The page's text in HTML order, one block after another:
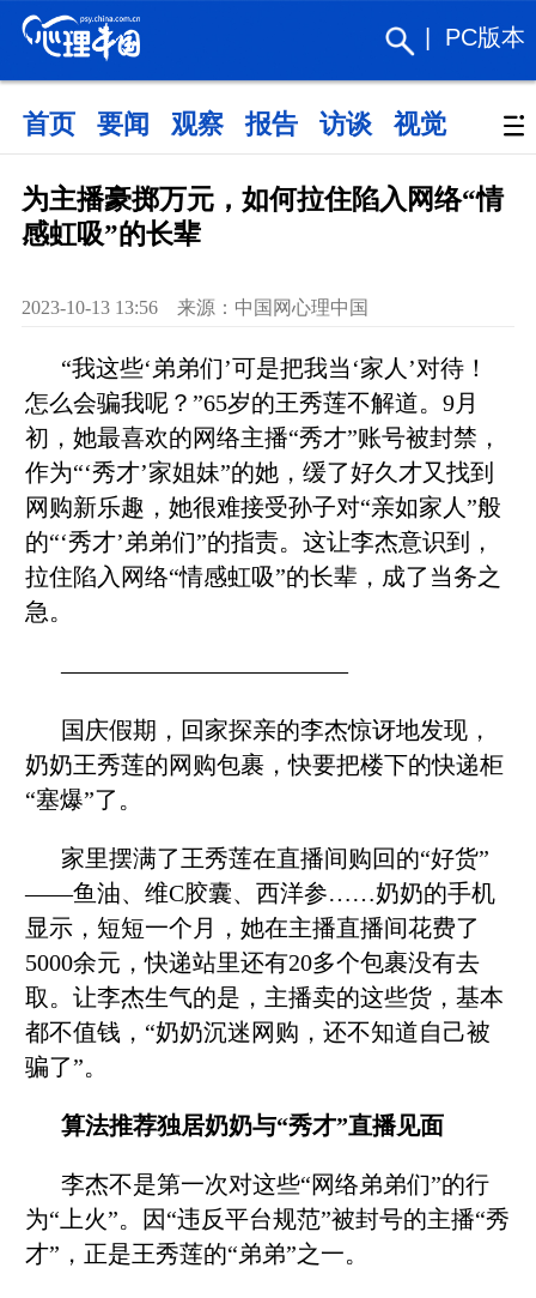
PC版本
首页 要闻 观察 报告 访谈 视觉 政策
为主播豪掷万元，如何拉住陷入网络“情
感虹吸”的长辈
2023-10-13 13:56 来源：中国网心理中国
“我这些‘弟弟们’可是把我当‘家人’对待！
怎么会骗我呢？”65岁的王秀莲不解道。9月
初，她最喜欢的网络主播“秀才”账号被封禁，
作为“‘秀才’家姐妹”的她，缓了好久才又找到
网购新乐趣，她很难接受孙子对“亲如家人”般
的“‘秀才’弟弟们”的指责。这让李杰意识到，
拉住陷入网络“情感虹吸”的长辈，成了当务之
急。
————————————
国庆假期，回家探亲的李杰惊讶地发现，
奶奶王秀莲的网购包裹，快要把楼下的快递柜
“塞爆”了。
家里摆满了王秀莲在直播间购回的“好货”
——鱼油、维C胶囊、西洋参……奶奶的手机
显示，短短一个月，她在主播直播间花费了
5000余元，快递站里还有20多个包裹没有去
取。让李杰生气的是，主播卖的这些货，基本
都不值钱，“奶奶沉迷网购，还不知道自己被
骗了”。
算法推荐独居奶奶与“秀才”直播见面
李杰不是第一次对这些“网络弟弟们”的行
为“上火”。因“违反平台规范”被封号的主播“秀
才”，正是王秀莲的“弟弟”之一。